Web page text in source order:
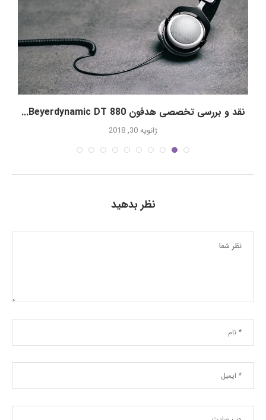
نقد و بررسی تخصصی هدفون Beyerdynamic DT 880...
ژانویه 30, 2018
نظر بدهید